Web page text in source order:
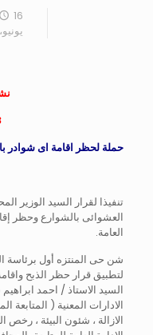
16
يونيو، 2023
حملة لحظر اقامة اى شوادر
العشوائى بالشوارع وحظر
العامة.
شن حى المنتزه أول برئاسة
لتطبيق قرار حظر الذبح
السيد الاستاذ / احمد
الادارات المعنية ( المتابعة
الازالة ، شئون البيئة ، رخص